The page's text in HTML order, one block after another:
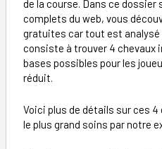
de la course. Dans ce dossier
complets du web, vous
gratuites car tout est analysé
consiste à trouver 4 chevaux
bases possibles pour les
réduit.
Voici plus de détails sur ces
le plus grand soins par notre